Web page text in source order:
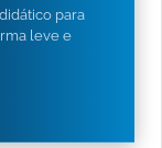
para
leve e